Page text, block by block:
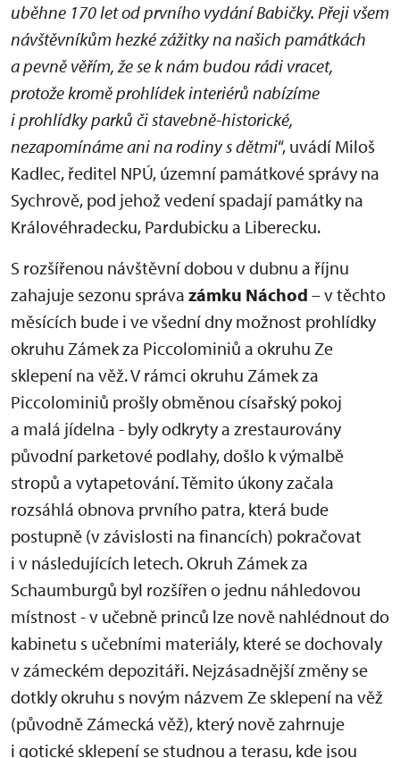
uběhne 170 let od prvního vydání Babičky. Přeji všem
návštěvníkům hezké zážitky na našich památkách
a pevně věřím, že se k nám budou rádi vracet,
protože kromě prohlídek interiérů nabízíme
i prohlídky parků či stavebně-historické,
nezapomínáme ani na rodiny s dětmi“, uvádí Miloš
Kadlec, ředitel NPÚ, územní památkové správy na
Sychrově, pod jehož vedení spadají památky na
Královéhradecku, Pardubicku a Liberecku.
S rozšířenou návštěvní dobou v dubnu a říjnu
zahajuje sezonu správa zámku Náchod – v těchto
měsících bude i ve všední dny možnost prohlídky
okruhu Zámek za Piccolominiů a okruhu Ze
sklepení na věž. V rámci okruhu Zámek za
Piccolominiů prošly obměnou císařský pokoj
a malá jídelna - byly odkryty a zrestaurovány
původní parketové podlahy, došlo k výmalbě
stropů a vytapetování. Těmito úkony začala
rozsáhlá obnova prvního patra, která bude
postupně (v závislosti na financích) pokračovat
i v následujících letech. Okruh Zámek za
Schaumburgů byl rozšířen o jednu náhledovou
místnost - v učebně princů lze nově nahlédnout do
kabinetu s učebními materiály, které se dochovaly
v zámeckém depozitáři. Nejzásadnější změny se
dotkly okruhu s novým názvem Ze sklepení na věž
(původně Zámecká věž), který nově zahrnuje
i gotické sklepení se studnou a terasu, kde jsou